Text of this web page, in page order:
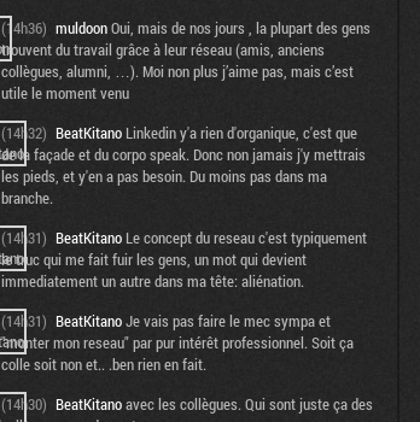
(14h36) muldoonOui, mais de nos jours , la plupart des gens
trouvent du travail grâce à leur réseau (amis, anciens
collègues, alumni, …). Moi non plus j’aime pas, mais c’est
utile le moment venu
(14h32) BeatKitano Linkedin y'a rien d'organique, c'est que
de la façade et du corpo speak. Donc non jamais j'y mettrais
les pieds, et y'en a pas besoin. Du moins pas dans ma
branche.
(14h31) BeatKitano Le concept du reseau c'est typiquement
le truc qui me fait fuir les gens, un mot qui devient
immediatement un autre dans ma tête: aliénation.
(14h31) BeatKitanoJe vais pas faire le mec sympa et
"monter mon reseau" par pur intérêt professionnel. Soit ça
colle soit non et.. .ben rien en fait.
(14h30) BeatKitanoavec les collègues. Qui sont juste ça des